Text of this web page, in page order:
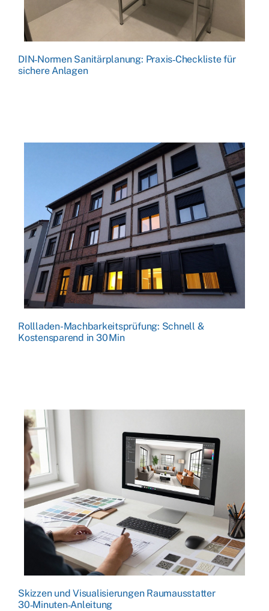
DIN‑Normen Sanitärplanung: Praxis‑Checkliste für
sichere Anlagen
Rollladen-Machbarkeitsprüfung: Schnell &
Kostensparend in 30 Min
Skizzen und Visualisierungen Raumausstatter
30‑Minuten‑Anleitung